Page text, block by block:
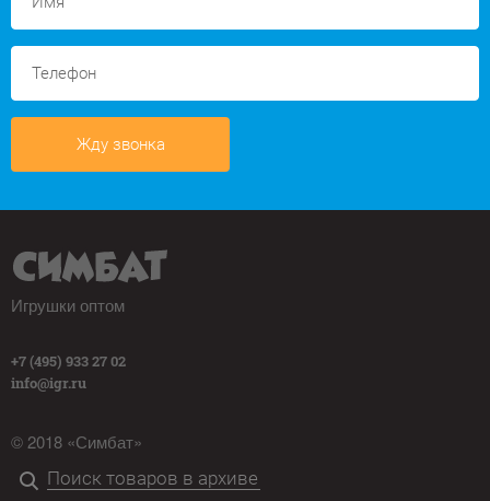
Жду звонка
Игрушки оптом
+7 (495) 933 27 02
info@igr.ru
© 2018 «Симбат»